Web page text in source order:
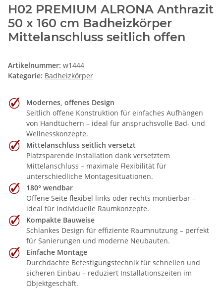
H02 PREMIUM ALRONA Anthrazit
50 x 160 cm Badheizkörper
Mittelanschluss seitlich offen
Artikelnummer: w1444
Kategorie: Badheizkörper
Modernes, offenes Design
Seitlich offene Konstruktion für einfaches Aufhängen
von Handtüchern – ideal für anspruchsvolle Bad- und
Wellnesskonzepte.
Mittelanschluss seitlich versetzt
Platzsparende Installation dank versetztem
Mittelanschluss – maximale Flexibilität für
unterschiedliche Montagesituationen.
180° wendbar
Offene Seite flexibel links oder rechts montierbar –
ideal für individuelle Raumkonzepte.
Kompakte Bauweise
Schlankes Design für effiziente Raumnutzung – perfekt
für Sanierungen und moderne Neubauten.
Einfache Montage
Durchdachte Befestigungstechnik für schnellen und
sicheren Einbau – reduziert Installationszeiten im
Objektgeschäft.